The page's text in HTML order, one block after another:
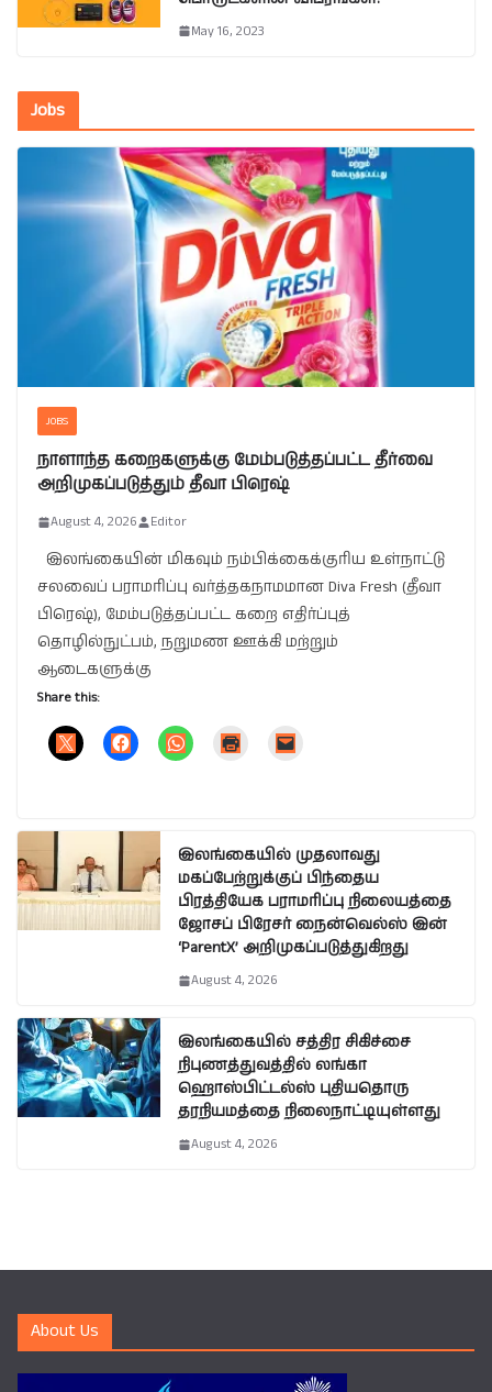
May 16, 2023
Jobs
JOBS
நாளாந்த கறைகளுக்கு மேம்படுத்தப்பட்ட தீர்வை
அறிமுகப்படுத்தும் தீவா பிரெஷ்
August 4, 2026 Editor
இலங்கையின் மிகவும் நம்பிக்கைக்குரிய உள்நாட்டு
சலவைப் பராமரிப்பு வர்த்தகநாமமான Diva Fresh (தீவா
பிரெஷ்), மேம்படுத்தப்பட்ட கறை எதிர்ப்புத்
தொழில்நுட்பம், நறுமண ஊக்கி மற்றும்
ஆடைகளுக்கு
Share this:
இலங்கையில் முதலாவது
மகப்பேற்றுக்குப் பிந்தைய
பிரத்தியேக பராமரிப்பு நிலையத்தை
ஜோசப் பிரேசர் நைன்வெல்ஸ் இன்
‘ParentX’ அறிமுகப்படுத்துகிறது
August 4, 2026
இலங்கையில் சத்திர சிகிச்சை
நிபுணத்துவத்தில் லங்கா
ஹொஸ்பிட்டல்ஸ் புதியதொரு
தரநியமத்தை நிலைநாட்டியுள்ளது
August 4, 2026
About Us